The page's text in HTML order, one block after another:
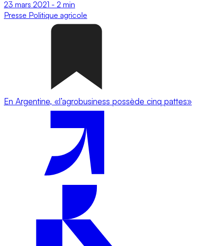
23 mars 2021 - 2 min
Presse Politique agricole
En Argentine, «l’agrobusiness possède cinq pattes»